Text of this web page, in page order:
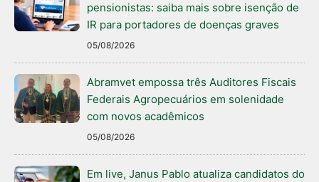
pensionistas: saiba mais sobre isenção de
IR para portadores de doenças graves
05/08/2026
Abramvet empossa três Auditores Fiscais
Federais Agropecuários em solenidade
com novos acadêmicos
05/08/2026
Em live, Janus Pablo atualiza candidatos do